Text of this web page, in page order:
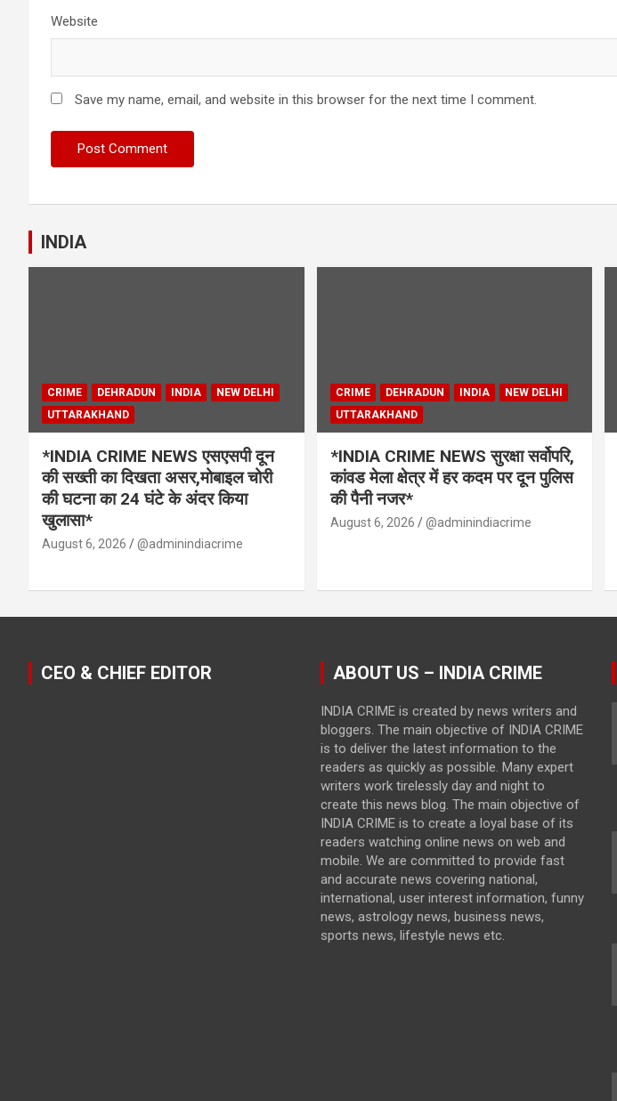
Website
Save my name, email, and website in this browser for the next time I comment.
INDIA
CRIME DEHRADUN INDIA
NEW DELHI
UTTARAKHAND
*INDIA CRIME NEWS एसएसपी दून
की सख्ती का दिखता असर,मोबाइल चोरी
की घटना का 24 घंटे के अंदर किया
खुलासा*
August 6, 2026 @adminindiacrime
CRIME DEHRADUN INDIA
NEW DELHI
UTTARAKHAND
*INDIA CRIME NEWS सुरक्षा सर्वोपरि,
कांवड मेला क्षेत्र में हर कदम पर दून पुलिस
की पैनी नजर*
August 6, 2026 @adminindiacrime
CEO & CHIEF EDITOR ABOUT US – INDIA CRIME
INDIA CRIME is created by news writers and
bloggers. The main objective of INDIA CRIME
is to deliver the latest information to the
readers as quickly as possible. Many expert
writers work tirelessly day and night to
create this news blog. The main objective of
INDIA CRIME is to create a loyal base of its
readers watching online news on web and
mobile. We are committed to provide fast
and accurate news covering national,
international, user interest information, funny
news, astrology news, business news,
sports news, lifestyle news etc.